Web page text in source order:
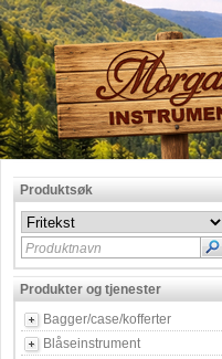
Produktsøk
Produktnavn
Produkter og tjenester
Bagger/case/kofferter
Blåseinstrument